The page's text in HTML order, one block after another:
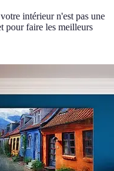
intérieur n'est pas une
pour faire les meilleurs